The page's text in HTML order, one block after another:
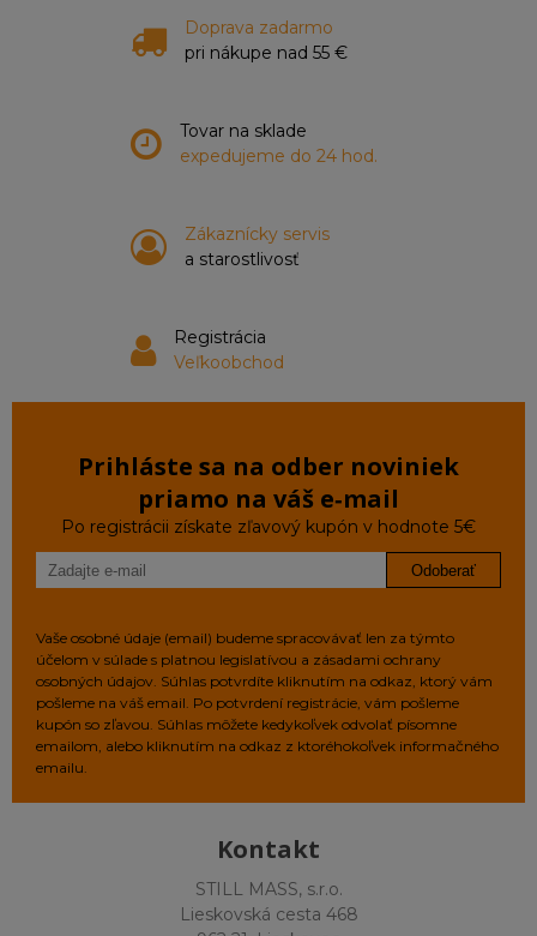
Doprava zadarmo
pri nákupe nad 55 €
Tovar na sklade
expedujeme do 24 hod.
Zákaznícky servis
a starostlivosť
Registrácia
Veľkoobchod
Prihláste sa na odber noviniek
priamo na váš e‑mail
Po registrácii získate zľavový kupón v hodnote 5€
Odoberať
Vaše osobné údaje (email) budeme spracovávať len za týmto
účelom v súlade s platnou legislatívou a zásadami ochrany
osobných údajov. Súhlas potvrdíte kliknutím na odkaz, ktorý vám
pošleme na váš email. Po potvrdení registrácie, vám pošleme
kupón so zľavou. Súhlas môžete kedykoľvek odvolať písomne
emailom, alebo kliknutím na odkaz z ktoréhokoľvek informačného
emailu.
Kontakt
STILL MASS, s.r.o.
Lieskovská cesta 468